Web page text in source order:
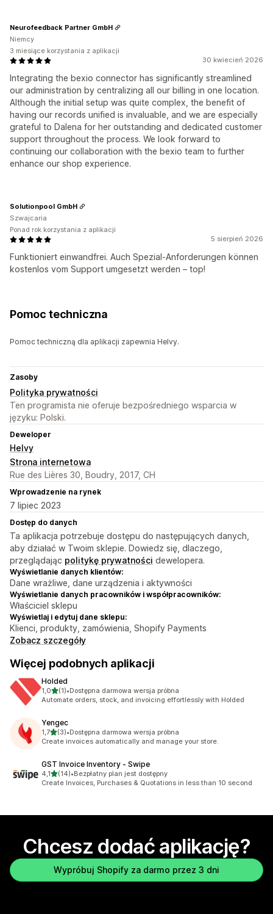
30 kwiecień 2026
Integrating the bexio connector has significantly streamlined
our administration by centralizing all our billing in one location.
Although the initial setup was quite complex, the benefit of
having our records unified is invaluable, and we are especially
grateful to Dalena for her outstanding and dedicated customer
support throughout the process. We look forward to
continuing our collaboration with the bexio team to further
enhance our shop experience.
Neurofeedback Partner GmbH
Niemcy
3 miesiące korzystania z aplikacji
5 sierpień 2026
Funktioniert einwandfrei. Auch Spezial-Anforderungen können
kostenlos vom Support umgesetzt werden – top!
Solutionpool GmbH
Szwajcaria
Ponad rok korzystania z aplikacji
Pomoc techniczna
Pomoc techniczną dla aplikacji zapewnia Helvy.
Zasoby
Polityka prywatności
Ten programista nie oferuje bezpośredniego wsparcia w
języku: Polski.
Deweloper
Helvy
Strona internetowa
Rue des Lières 30, Boudry, 2017, CH
Wprowadzenie na rynek
7 lipiec 2023
Dostęp do danych
Ta aplikacja potrzebuje dostępu do następujących danych,
aby działać w Twoim sklepie. Dowiedz się, dlaczego,
przeglądając politykę prywatności dewelopera.
Wyświetlanie danych klientów:
Dane wrażliwe, dane urządzenia i aktywności
Wyświetlanie danych pracowników i współpracowników:
Właściciel sklepu
Wyświetlaj i edytuj dane sklepu:
Klienci, produkty, zamówienia, Shopify Payments
Zobacz szczegóły
Więcej podobnych aplikacji
Holded
1,0na 5 gwiazdek
(1)
Łączna liczba recenzji: 1
•Dostępna darmowa wersja próbna
Automate orders, stock, and invoicing effortlessly with Holded
Yengec
1,7na 5 gwiazdek
(3)
Łączna liczba recenzji: 3
•Dostępna darmowa wersja próbna
Create invoices automatically and manage your store.
GST Invoice Inventory ‑ Swipe
4,1na 5 gwiazdek
(14)
Łączna liczba recenzji: 14
•Bezpłatny plan jest dostępny
Create Invoices, Purchases & Quotations in less than 10 second
Chcesz dodać aplikację?
Wypróbuj Shopify za darmo przez 3 dni